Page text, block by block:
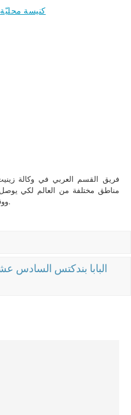
كنيسة محليّة
فريق القسم العربي في وكالة
مناطق مختلفة من العالم لكي
ووقع صدى الإنجيل الحي.
البابا بندكتس السادس